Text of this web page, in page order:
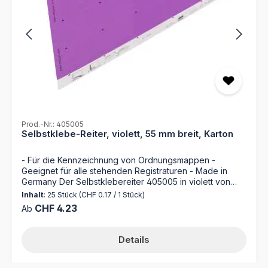
Prod.-Nr.: 405005
Selbstklebe-Reiter, violett, 55 mm breit, Karton
- Für die Kennzeichnung von Ordnungsmappen -
Geeignet für alle stehenden Registraturen - Made in
Germany Der Selbstklebereiter 405005 in violett von
MAPPEI ist die perfekte Ergänzung für Ihre
Ordnungsmappen. Mit selbstklebenden Kartonreitern,
die einfach anzubringen und individuell beschriftbar
Organisation Ihrer Dokumente. Optimieren Sie Ihre
Büroorganisation mit dem Selbstklebereiter 405005 von
Inhalt: 25 Stück (CHF 0.17 / 1 Stück)
Regulärer Preis:
Ab CHF 4.23
Details